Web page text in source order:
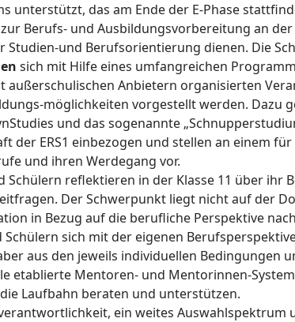
unterstützt, das am Ende der E-Phase
Berufs- und Ausbildungsvorbereitung an der
Studien-und Berufsorientierung dienen. Die
sich mit Hilfe eines umfangreichen
Anbietern organisierten
möglichkeiten vorgestellt werden. Dazu
und das sogenannte
der ERS1 einbezogen und stellen an einem
und ihren Werdegang vor.
Schülern reflektieren in der Klasse 11 über ihr
Der Schwerpunkt liegt nicht auf der
in Bezug auf die berufliche Perspektive
sich mit der eigenen
aus den jeweils individuellen Bedingungen
etablierte Mentoren- und Mentorinnen-
Laufbahn beraten und unterstützen.
ein weites